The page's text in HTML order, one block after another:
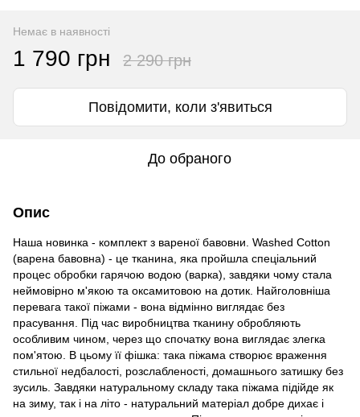
Немає в наявності
1 790 грн 2 290 грн
Повідомити, коли з'явиться
До обраного
Опис
Наша новинка - комплект з вареної бавовни. Washed Cotton
(варена бавовна) - це тканина, яка пройшла спеціальний
процес обробки гарячою водою (варка), завдяки чому стала
неймовірно м'якою та оксамитовою на дотик. Найголовніша
перевага такої піжами - вона відмінно виглядає без
прасування. Під час виробництва тканину обробляють
особливим чином, через що спочатку вона виглядає злегка
пом'ятою. В цьому її фішка: така піжама створює враження
стильної недбалості, розслабленості, домашнього затишку без
зусиль. Завдяки натуральному складу така піжама підійде як
на зиму, так і на літо - натуральний матеріал добре дихає і